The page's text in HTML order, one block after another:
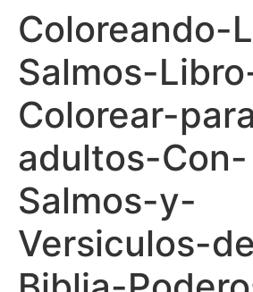
Coloreando-
Salmos-
Colorear-
adultos-Con-
Salmos-y-
Versiculos-